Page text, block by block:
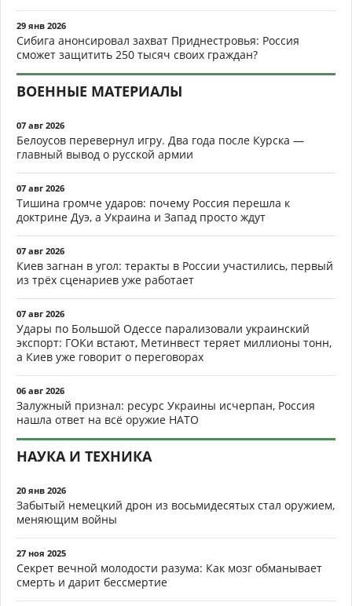
29 янв 2026
Сибига анонсировал захват Приднестровья: Россия
сможет защитить 250 тысяч своих граждан?
ВОЕННЫЕ МАТЕРИАЛЫ
07 авг 2026
Белоусов перевернул игру. Два года после Курска —
главный вывод о русской армии
07 авг 2026
Тишина громче ударов: почему Россия перешла к
доктрине Дуэ, а Украина и Запад просто ждут
07 авг 2026
Киев загнан в угол: теракты в России участились, первый
из трёх сценариев уже работает
07 авг 2026
Удары по Большой Одессе парализовали украинский
экспорт: ГОКи встают, Метинвест теряет миллионы тонн,
а Киев уже говорит о переговорах
06 авг 2026
Залужный признал: ресурс Украины исчерпан, Россия
нашла ответ на всё оружие НАТО
НАУКА И ТЕХНИКА
20 янв 2026
Забытый немецкий дрон из восьмидесятых стал оружием,
меняющим войны
27 ноя 2025
Секрет вечной молодости разума: Как мозг обманывает
смерть и дарит бессмертие